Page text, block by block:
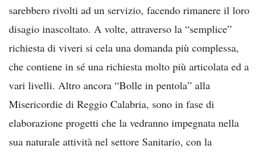
sarebbero rivolti ad un servizio, facendo rimanere il loro
disagio inascoltato. A volte, attraverso la “semplice”
richiesta di viveri si cela una domanda più complessa,
che contiene in sé una richiesta molto più articolata ed a
vari livelli. Altro ancora “Bolle in pentola” alla
Misericordie di Reggio Calabria, sono in fase di
elaborazione progetti che la vedranno impegnata nella
sua naturale attività nel settore Sanitario, con la